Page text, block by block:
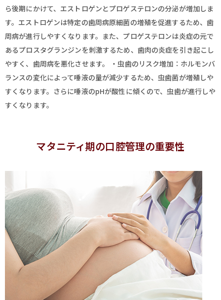
ら後期にかけて、エストロゲンとプロゲステロンの分泌が増加しま
す。エストロゲンは特定の歯周病原細菌の増殖を促進するため、歯
周病が進行しやすくなります。また、プロゲステロンは炎症の元で
あるプロスタグランジンを刺激するため、歯肉の炎症を引き起こし
やすく、歯周病を悪化させます。 ・虫歯のリスク増加：ホルモンバ
ランスの変化によって唾液の量が減少するため、虫歯菌が増殖しや
すくなります。さらに唾液のpHが酸性に傾くので、虫歯が進行しや
すくなります。
マタニティ期の口腔管理の重要性